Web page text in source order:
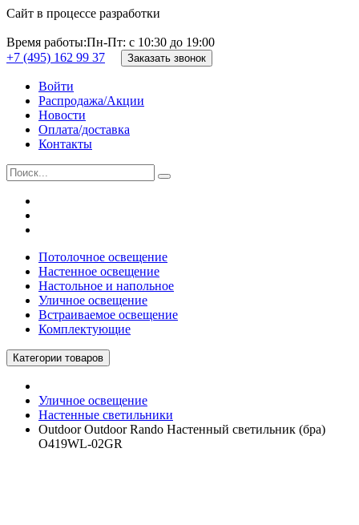
Сайт в процессе разработки
Время работы:Пн-Пт: с 10:30 до 19:00
+7 (495) 162 99 37
Заказать звонок
Войти
Распродажа/Акции
Новости
Оплата/доставка
Контакты
Потолочное освещение
Настенное освещение
Настольное и напольное
Уличное освещение
Встраиваемое освещение
Комплектующие
Категории товаров
Уличное освещение
Настенные светильники
Outdoor Outdoor Rando Настенный светильник (бра)
O419WL-02GR